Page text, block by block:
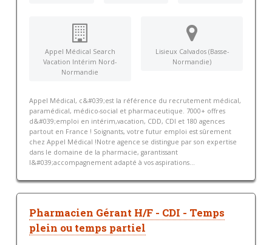
Appel Médical Search
Vacation Intérim Nord-
Normandie
Lisieux Calvados (Basse-
Normandie)
Appel Médical, c&#039;est la référence du recrutement médical,
paramédical, médico-social et pharmaceutique. 7000+ offres
d&#039;emploi en intérim,vacation, CDD, CDI et 180 agences
partout en France ! Soignants, votre futur emploi est sûrement
chez Appel Médical !Notre agence se distingue par son expertise
dans le domaine de la pharmacie, garantissant
l&#039;accompagnement adapté à vos aspirations...
Pharmacien Gérant H/F - CDI - Temps
plein ou temps partiel